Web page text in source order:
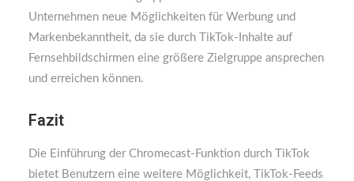
Unternehmen neue Möglichkeiten für Werbung und
Markenbekanntheit, da sie durch TikTok-Inhalte auf
Fernsehbildschirmen eine größere Zielgruppe ansprechen
und erreichen können.
Fazit
Die Einführung der Chromecast-Funktion durch TikTok
bietet Benutzern eine weitere Möglichkeit, TikTok-Feeds